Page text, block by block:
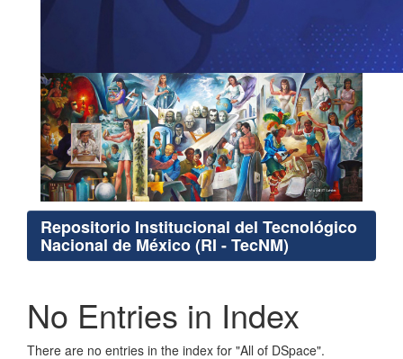
Repositorio Institucional del Tecnológico
Nacional de México (RI - TecNM)
No Entries in Index
There are no entries in the index for "All of DSpace".